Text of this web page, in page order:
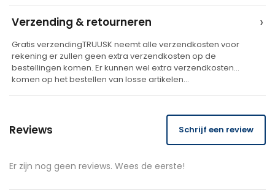
e
Verzending & retourneren ›
Gratis verzendingTRUUSK neemt alle verzendkosten voor
rekening er zullen geen extra verzendkosten op de
bestellingen komen. Er kunnen wel extra verzendkosten
komen op het bestellen van losse artikelen…
Reviews Schrijf een review
Er zijn nog geen reviews. Wees de eerste!